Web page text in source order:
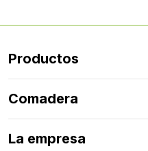
Productos
Suelos Exteriores
Revestimientos Exteriores
Revestimientos Interiores
Puertas
Comadera
Gestión de servicios
La empresa